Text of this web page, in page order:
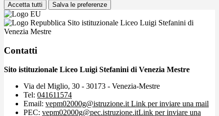
Accetta tutti Salva le preferenze
Sito istituzionale Liceo Luigi Stefanini di
Venezia Mestre
Contatti
Sito istituzionale Liceo Luigi Stefanini di Venezia Mestre
Via del Miglio, 30 - 30173 - Venezia-Mestre
Tel: 041611574
Email: vepm02000g@istruzione.it Link per inviare una mail
PEC: vepm02000g@pec.istruzione.itLink per inviare una